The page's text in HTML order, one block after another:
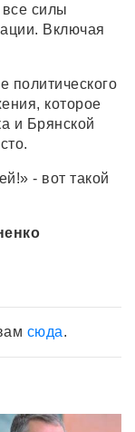
все силы
Включая
политического
которое
и Брянской
- вот такой
сюда.